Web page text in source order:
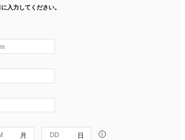
入力してください。
i